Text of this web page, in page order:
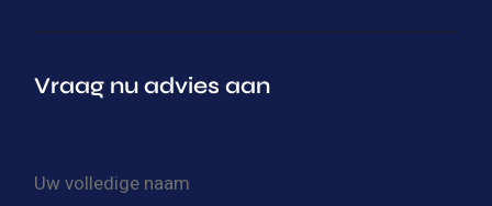
Vraag nu advies aan